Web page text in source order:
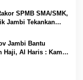
SPMB SMA/SMK,
Jambi Tekankan
Jambi Bantu
Haji, Al Haris : Kami